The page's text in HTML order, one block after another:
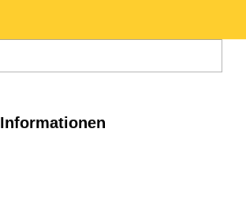
Informationen